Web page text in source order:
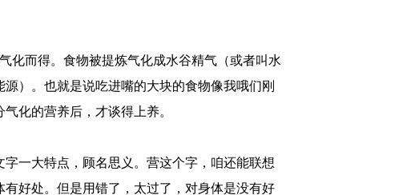
化而得。食物被提炼气化成水谷精气（或者叫水
）。也就是说吃进嘴的大块的食物像我哦们刚
化的营养后，才谈得上养。
一大特点，顾名思义。营这个字，咱还能联想
好处。但是用错了，太过了，对身体是没有好